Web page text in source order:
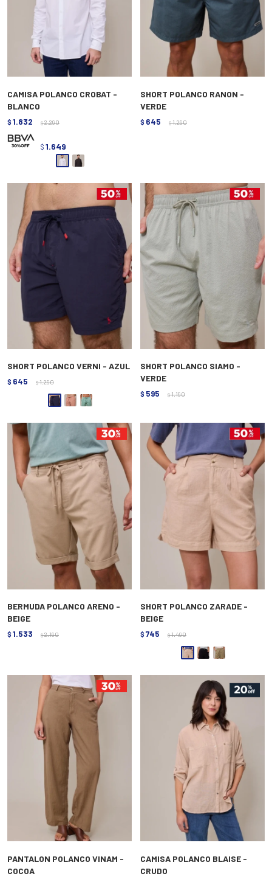
CAMISA POLANCO CROBAT -
BLANCO
$ 1.832 $ 2.290
$ 1.649
SHORT POLANCO RANON -
VERDE
$ 645 $ 1.290
SHORT POLANCO VERNI - AZUL
$ 645 $ 1.290
SHORT POLANCO SIAMO -
VERDE
$ 595 $ 1.190
BERMUDA POLANCO ARENO -
BEIGE
$ 1.533 $ 2.190
SHORT POLANCO ZARADE -
BEIGE
$ 745 $ 1.490
PANTALON POLANCO VINAM -
COCOA
CAMISA POLANCO BLAISE -
CRUDO